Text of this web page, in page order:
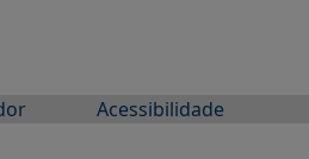
Acessibilidade